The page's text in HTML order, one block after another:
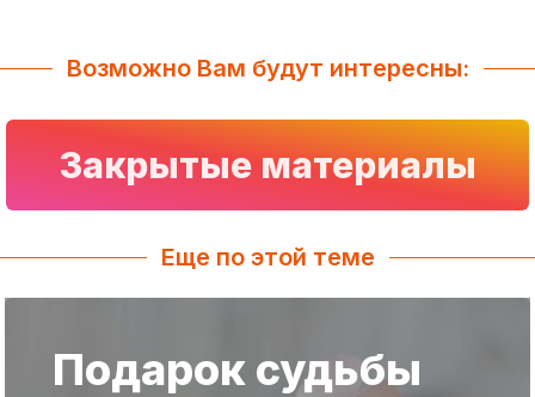
Возможно Вам будут интересны:
Закрытые материалы
Еще по этой теме
Подарок судьбы